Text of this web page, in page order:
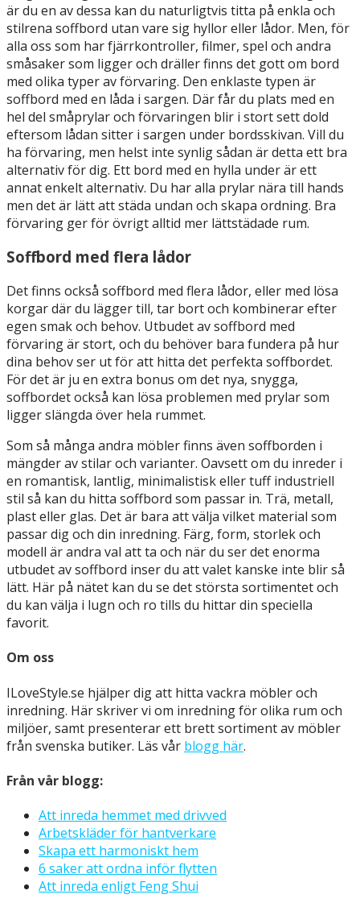
är du en av dessa kan du naturligtvis titta på enkla och
stilrena soffbord utan vare sig hyllor eller lådor. Men, för
alla oss som har fjärrkontroller, filmer, spel och andra
småsaker som ligger och dräller finns det gott om bord
med olika typer av förvaring. Den enklaste typen är
soffbord med en låda i sargen. Där får du plats med en
hel del småprylar och förvaringen blir i stort sett dold
eftersom lådan sitter i sargen under bordsskivan. Vill du
ha förvaring, men helst inte synlig sådan är detta ett bra
alternativ för dig. Ett bord med en hylla under är ett
annat enkelt alternativ. Du har alla prylar nära till hands
men det är lätt att städa undan och skapa ordning. Bra
förvaring ger för övrigt alltid mer lättstädade rum.
Soffbord med flera lådor
Det finns också soffbord med flera lådor, eller med lösa
korgar där du lägger till, tar bort och kombinerar efter
egen smak och behov. Utbudet av soffbord med
förvaring är stort, och du behöver bara fundera på hur
dina behov ser ut för att hitta det perfekta soffbordet.
För det är ju en extra bonus om det nya, snygga,
soffbordet också kan lösa problemen med prylar som
ligger slängda över hela rummet.
Som så många andra möbler finns även soffborden i
mängder av stilar och varianter. Oavsett om du inreder i
en romantisk, lantlig, minimalistisk eller tuff industriell
stil så kan du hitta soffbord som passar in. Trä, metall,
plast eller glas. Det är bara att välja vilket material som
passar dig och din inredning. Färg, form, storlek och
modell är andra val att ta och när du ser det enorma
utbudet av soffbord inser du att valet kanske inte blir så
lätt. Här på nätet kan du se det största sortimentet och
du kan välja i lugn och ro tills du hittar din speciella
favorit.
Om oss
ILoveStyle.se hjälper dig att hitta vackra möbler och
inredning. Här skriver vi om inredning för olika rum och
miljöer, samt presenterar ett brett sortiment av möbler
från svenska butiker. Läs vår blogg här.
Från vår blogg:
Att inreda hemmet med drivved
Arbetskläder för hantverkare
Skapa ett harmoniskt hem
6 saker att ordna inför flytten
Att inreda enligt Feng Shui